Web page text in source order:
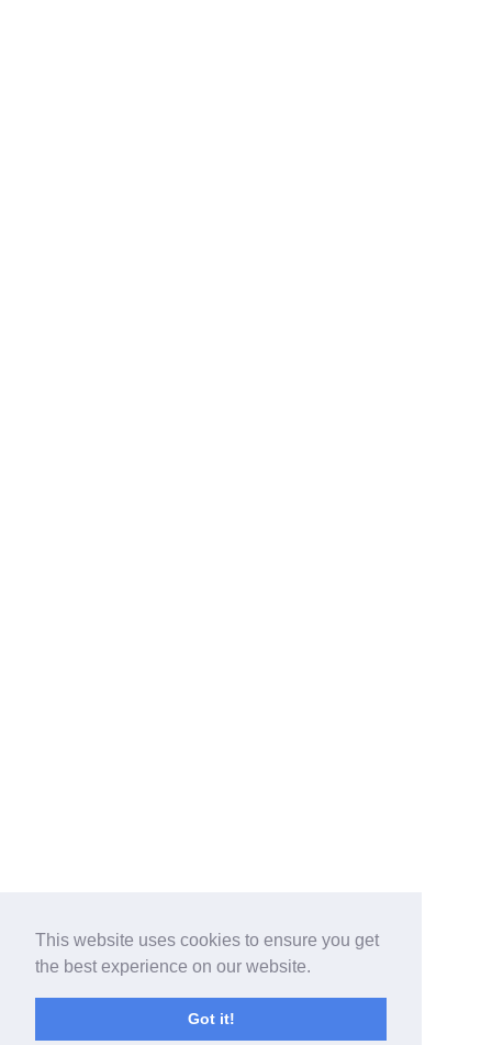
This website uses cookies to ensure you get
the best experience on our website.
Got it!